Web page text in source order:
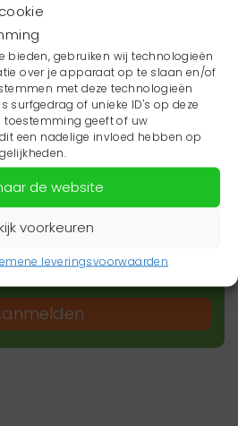
bieden, gebruiken wij technologieën
over je apparaat op te slaan en/of
met deze technologieën
surfgedrag of unieke ID's op deze
toestemming geeft of uw
een nadelige invloed hebben op
de website
voorkeuren
leveringsvoorwaarden
blijven van het laatste
Schrijf je dan in voor